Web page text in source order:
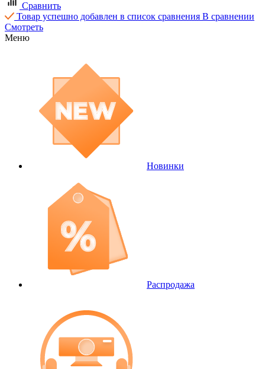
Сравнить
Товар успешно добавлен в список сравнения В сравнении
Смотреть
Меню
Новинки
Распродажа